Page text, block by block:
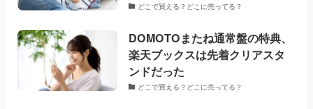
どこで買える？どこに売ってる？
DOMOTOまたね通常盤の特典、
楽天ブックスは先着クリアスタ
ンドだった
どこで買える？どこに売ってる？